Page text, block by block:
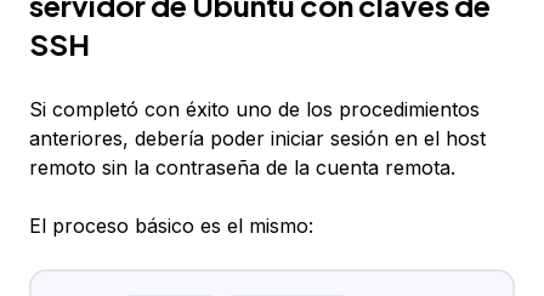
SSH
Si completó con éxito uno de los procedimientos
anteriores, debería poder iniciar sesión en el host
remoto sin la contraseña de la cuenta remota.
El proceso básico es el mismo: